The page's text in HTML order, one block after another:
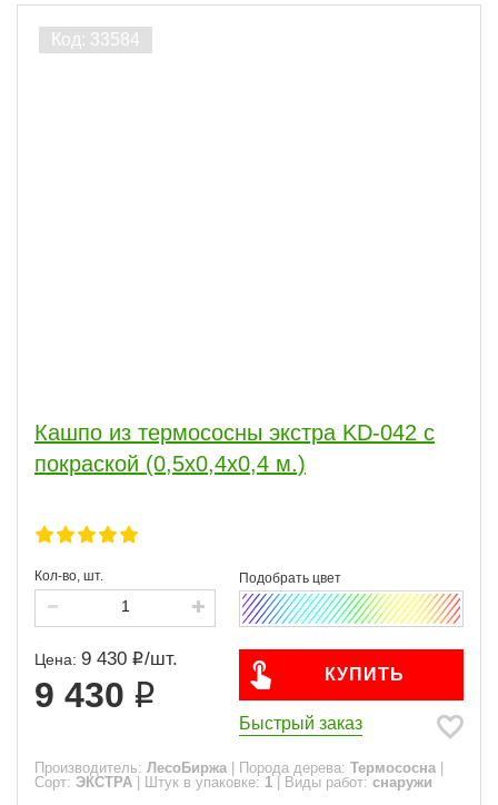
Кашпо из термососны экстра KD-042 с
покраской (0,5х0,4х0,4 м.)
Кол-во, шт.
Цена: 9 430 /шт.
9 430
КУПИТЬ
Быстрый заказ
Производитель: ЛесоБиржа Порода дерева: Термососна
Сорт: ЭКСТРА Штук в упаковке: 1 Виды работ: снаружи